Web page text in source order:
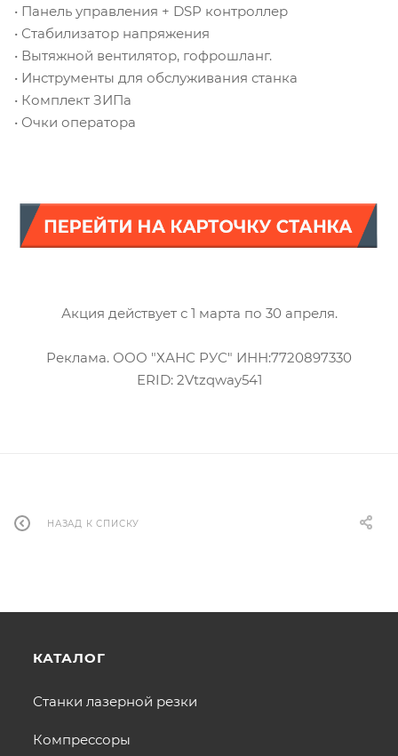
• Панель управления + DSP контроллер
• Стабилизатор напряжения
• Вытяжной вентилятор, гофрошланг.
• Инструменты для обслуживания станка
• Комплект ЗИПа
• Очки оператора
Акция действует с 1 марта по 30 апреля.
Реклама. ООО "ХАНС РУС" ИНН:7720897330
ERID: 2Vtzqway541
НАЗАД К СПИСКУ
КАТАЛОГ
Станки лазерной резки
Компрессоры